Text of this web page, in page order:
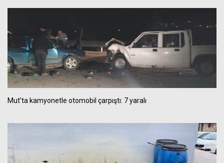
Mut’ta kamyonetle otomobil çarpıştı: 7 yaralı